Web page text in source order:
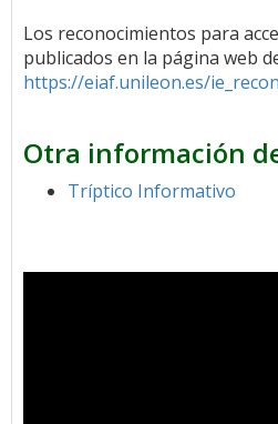
Los reconocimientos para
publicados en la página web
https://eiaf.unileon.es/
Otra información
Tríptico Informativo